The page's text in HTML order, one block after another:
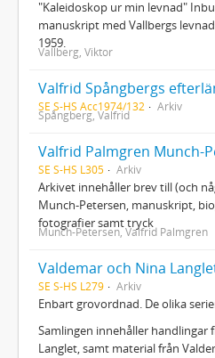
"Kaleidoskop ur min levnad"
manuskript med Vallbergs
1959.
Vallberg, Viktor
Valfrid Spångbergs
SE S-HS Acc1974/132 Arkiv
Spångberg, Valfrid
Valfrid Palmgren Munch-
SE S-HS L305 Arkiv
Arkivet innehåller brev till (och
Munch-Petersen, manuskript,
fotografier samt tryck
Munch-Petersen, Valfrid Palmgren
Valdemar och Nina
SE S-HS L279 Arkiv
Enbart grovordnad. De olika
Samlingen innehåller handlingar
Langlet, samt material från